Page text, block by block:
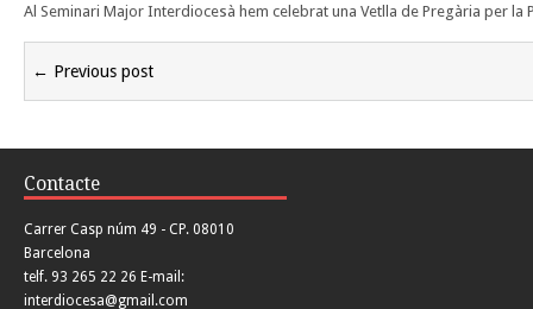
Al Seminari Major Interdiocesà hem celebrat una Vetlla de Pregària per la
← Previous post
Contacte
Carrer Casp núm 49 - CP. 08010
Barcelona
telf. 93 265 22 26 E-mail:
interdiocesa@gmail.com